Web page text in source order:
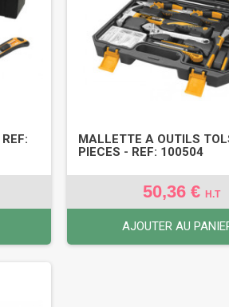
MALLETTE A OUTILS
PIECES - REF: 100504
50,36 €H.T
AJOUTER AU